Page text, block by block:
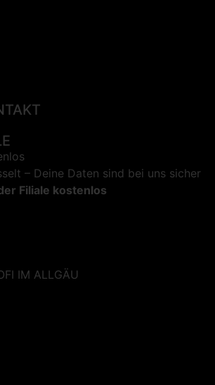
– Deine Daten sind bei uns sicher
Filiale kostenlos
IM ALLGÄU